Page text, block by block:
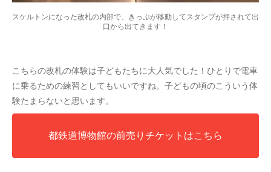
スケルトンになった改札の内部で、きっぷが移動してスタンプが押されて出
口から出てきます！
こちらの改札の体験は子どもたちに大人気でした！ひとりで電車
に乗るための練習としてもいいですね。子どもの頃のこういう体
験たまらないと思います。
都鉄道博物館の前売りチケットはこちら